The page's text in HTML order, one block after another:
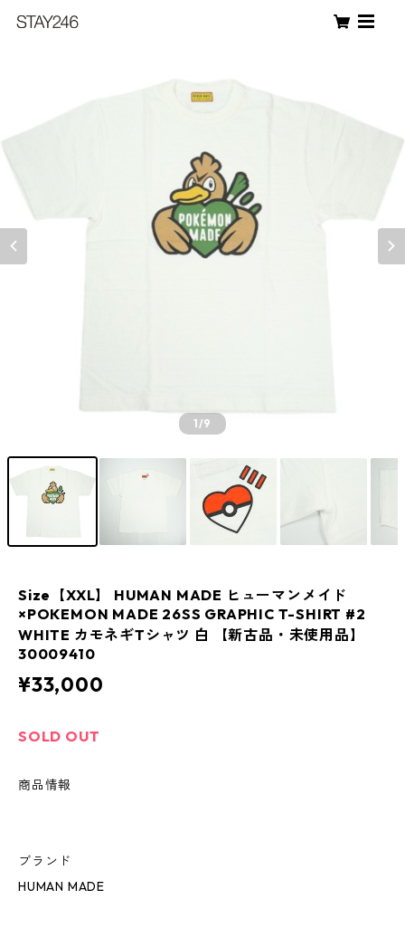
1/9
Size【XXL】 HUMAN MADE ヒューマンメイド
×POKEMON MADE 26SS GRAPHIC T-SHIRT #2
WHITE カモネギTシャツ 白 【新古品・未使用品】
30009410
¥33,000
SOLD OUT
商品情報
ブランド
HUMAN MADE